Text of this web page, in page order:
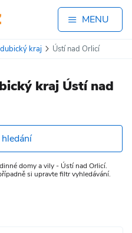
MENU
kraj Ústí nad Orlicí
kraj Ústí nad
domy a vily - Ústí nad Orlicí.
si upravte filtr vyhledávání.